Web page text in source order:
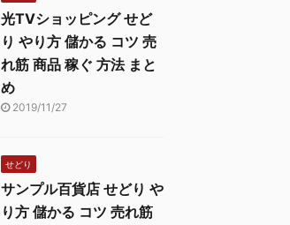
光TVショッピング せど
り やり方 儲かる コツ 売
れ筋 商品 稼ぐ 方法 まと
め
2019/11/27
せどり
サンプル百貨店 せどり や
り方 儲かる コツ 売れ筋